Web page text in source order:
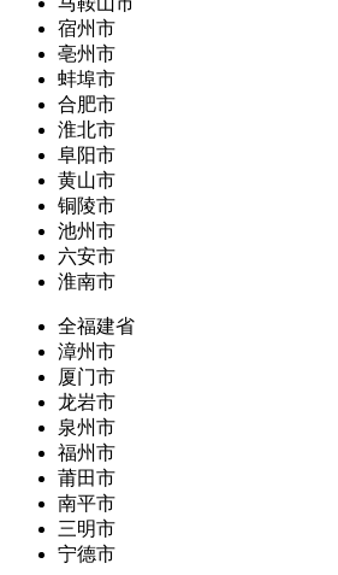
宿州市
亳州市
蚌埠市
合肥市
淮北市
阜阳市
黄山市
铜陵市
池州市
六安市
淮南市
全福建省
漳州市
厦门市
龙岩市
泉州市
福州市
莆田市
南平市
三明市
宁德市